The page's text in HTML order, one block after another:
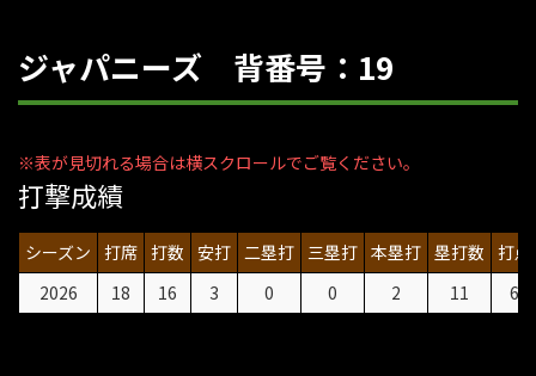
ジャパニーズ 背番号：19
打撃成績
シーズン 打席 打数 安打 二塁打 三塁打 本塁打 塁打数 打点
2026
18 16 3 0 0 2 11 6